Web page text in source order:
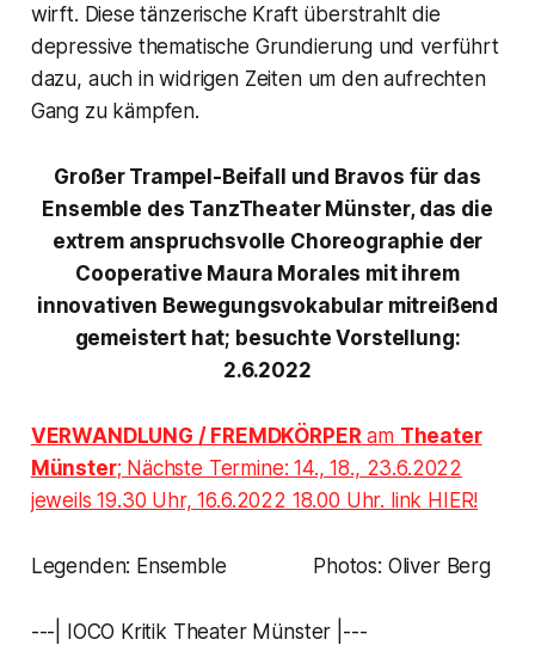
wirft. Diese tänzerische Kraft überstrahlt die
depressive thematische Grundierung und verführt
dazu, auch in widrigen Zeiten um den aufrechten
Gang zu kämpfen.
Großer Trampel-Beifall und Bravos für das
Ensemble des TanzTheater Münster, das die
extrem anspruchsvolle Choreographie der
Cooperative Maura Morales mit ihrem
innovativen Bewegungsvokabular mitreißend
gemeistert hat; besuchte Vorstellung:
2.6.2022
VERWANDLUNG / FREMDKÖRPER am Theater
Münster; Nächste Termine: 14., 18., 23.6.2022
jeweils 19.30 Uhr, 16.6.2022 18.00 Uhr. link HIER!
Legenden: Ensemble Photos: Oliver Berg
---| IOCO Kritik Theater Münster |---